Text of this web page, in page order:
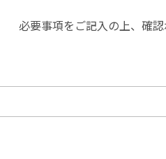
必要事項をご記入の上、確